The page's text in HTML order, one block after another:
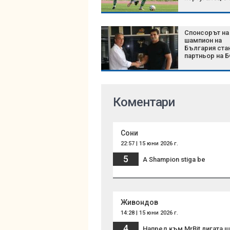
Спонсорът
шампион на
България
партньор на
Коментари
Сони
22:57 | 15 юни 2026 г.
5 А Shampion stiga be
Живондов
14:28 | 15 юни 2026 г.